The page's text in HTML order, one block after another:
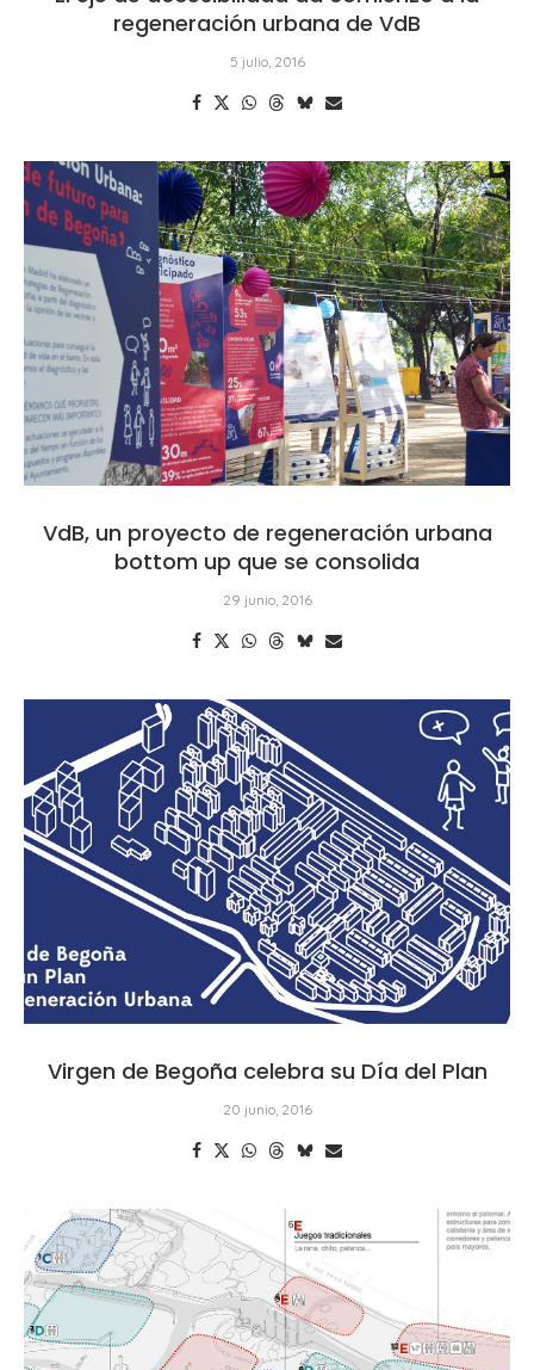
regeneración urbana de VdB
5 julio, 2016
VdB, un proyecto de regeneración urbana
bottom up que se consolida
29 junio, 2016
Virgen de Begoña celebra su Día del Plan
20 junio, 2016